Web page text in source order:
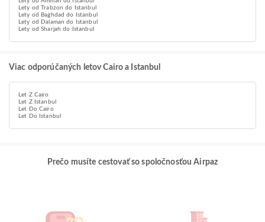
Lety od Trabzon do Istanbul
Lety od Baghdad do Istanbul
Lety od Dalaman do Istanbul
Lety od Sharjah do Istanbul
Viac odporúčaných letov Cairo a Istanbul
Let Z Cairo
Let Z Istanbul
Let Do Cairo
Let Do Istanbul
Prečo musíte cestovať so spoločnosťou Airpaz